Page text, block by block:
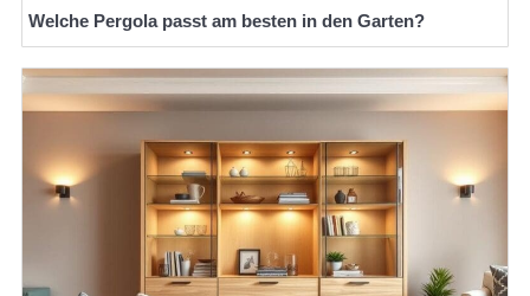
Welche Pergola passt am besten in den Garten?